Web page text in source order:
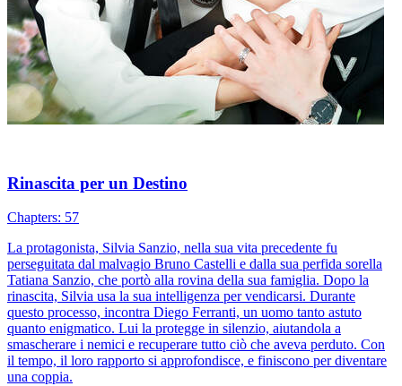
Rinascita per un Destino
Chapters: 57
La protagonista, Silvia Sanzio, nella sua vita precedente fu
perseguitata dal malvagio Bruno Castelli e dalla sua perfida sorella
Tatiana Sanzio, che portò alla rovina della sua famiglia. Dopo la
rinascita, Silvia usa la sua intelligenza per vendicarsi. Durante
questo processo, incontra Diego Ferranti, un uomo tanto astuto
quanto enigmatico. Lui la protegge in silenzio, aiutandola a
smascherare i nemici e recuperare tutto ciò che aveva perduto. Con
il tempo, il loro rapporto si approfondisce, e finiscono per diventare
una coppia.